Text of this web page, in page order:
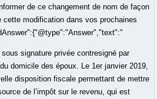
de ce changement de nom de façon
cette modification dans vos prochaines
signature privée contresigné par
domicile des époux. Le 1er janvier 2019,
disposition fiscale permettant de mettre
de l’impôt sur le revenu, qui est